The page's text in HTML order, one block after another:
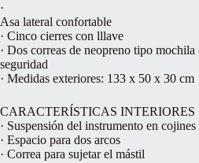
·
Asa lateral confortable
· Cinco cierres con lllave
· Dos correas de neopreno tipo
seguridad
· Medidas exteriores: 133 x 50 x 30 cm
CARACTERÍSTICAS INTERIORES
· Suspensión del instrumento en
· Espacio para dos arcos
· Correa para sujetar el mástil